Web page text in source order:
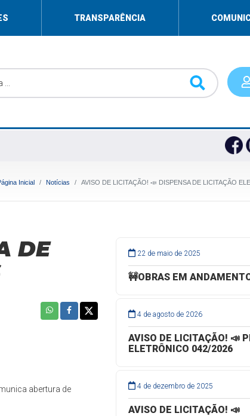
TRANSPARÊNCIA
Inicial Notícias AVISO DE LICITAÇÃO! 📣 DISPENSA DE LICITAÇÃO
DE
abertura de
22 de maio de 2025
🚧OBRAS EM
4 de agosto de 2026
AVISO DE LICITAÇÃO! 📣
ELETRÔNICO 042/2026
4 de dezembro de 2025
AVISO DE LICITAÇÃO! 📣